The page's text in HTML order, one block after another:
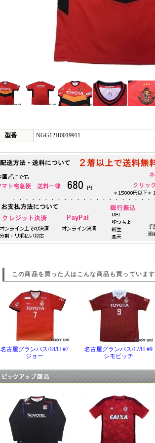
型番 NGG12H0019911
この商品を買った人はこんな商品も買っています
名古屋グランパス/18/H #7
ジョー
名古屋グランパス/17/H #9
シモビッチ